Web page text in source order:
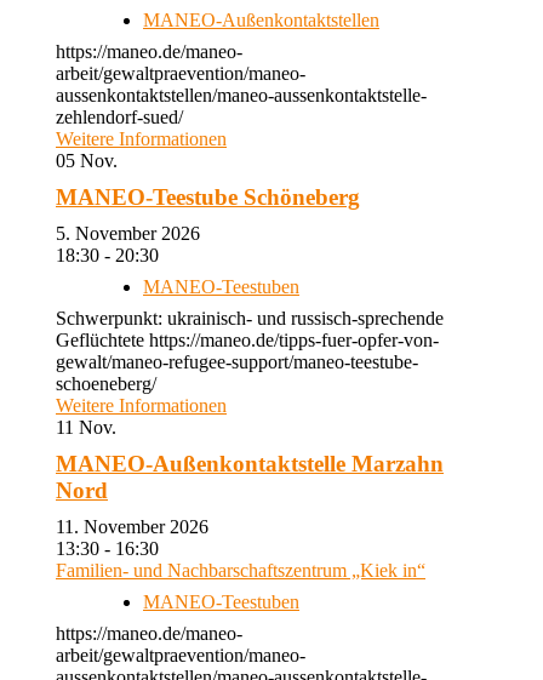
MANEO-Außenkontaktstellen
https://maneo.de/maneo-
arbeit/gewaltpraevention/maneo-
aussenkontaktstellen/maneo-aussenkontaktstelle-
zehlendorf-sued/
Weitere Informationen
05 Nov.
MANEO-Teestube Schöneberg
5. November 2026
18:30 - 20:30
MANEO-Teestuben
Schwerpunkt: ukrainisch- und russisch-sprechende
Geflüchtete https://maneo.de/tipps-fuer-opfer-von-
gewalt/maneo-refugee-support/maneo-teestube-
schoeneberg/
Weitere Informationen
11 Nov.
MANEO-Außenkontaktstelle Marzahn
Nord
11. November 2026
13:30 - 16:30
Familien- und Nachbarschaftszentrum „Kiek in“
MANEO-Teestuben
https://maneo.de/maneo-
arbeit/gewaltpraevention/maneo-